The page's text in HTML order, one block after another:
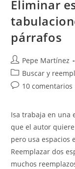
Eliminar
párrafos
Autor
de
la
entrada:
Pepe Martínez
Categoría
de
Buscar y
Comentarios
entrada:
10 comentarios
Isa trabaja en una
que el autor
pero usa espacios
Reemplazar dos
muchos